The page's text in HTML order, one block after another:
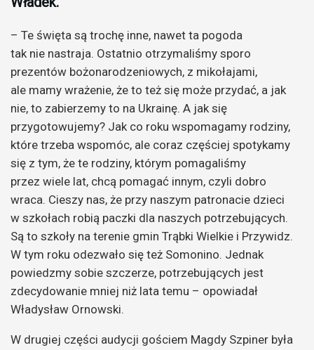
– Te święta są trochę inne, nawet ta pogoda
tak nie nastraja. Ostatnio otrzymaliśmy sporo
prezentów bożonarodzeniowych, z mikołajami,
ale mamy wrażenie, że to też się może przydać, a jak
nie, to zabierzemy to na Ukrainę. A jak się
przygotowujemy? Jak co roku wspomagamy rodziny,
które trzeba wspomóc, ale coraz częściej spotykamy
się z tym, że te rodziny, którym pomagaliśmy
przez wiele lat, chcą pomagać innym, czyli dobro
wraca. Cieszy nas, że przy naszym patronacie dzieci
w szkołach robią paczki dla naszych potrzebujących.
Są to szkoły na terenie gmin Trąbki Wielkie i Przywidz.
W tym roku odezwało się też Somonino. Jednak
powiedzmy sobie szczerze, potrzebujących jest
zdecydowanie mniej niż lata temu – opowiadał
Władysław Ornowski.
W drugiej części audycji gościem Magdy Szpiner była